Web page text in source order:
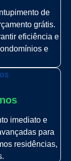
de
grátis.
eficiência e
e
imediato e
para
residências,